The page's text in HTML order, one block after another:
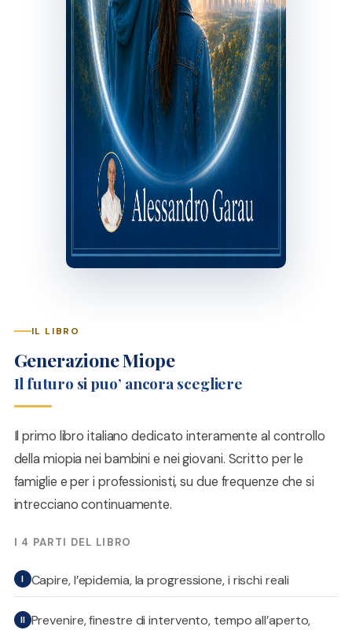
IL LIBRO
Generazione Miope
Il futuro si puo’ ancora scegliere
Il primo libro italiano dedicato interamente al controllo
della miopia nei bambini e nei giovani. Scritto per le
famiglie e per i professionisti, su due frequenze che si
intrecciano continuamente.
I 4 PARTI DEL LIBRO
I Capire, l’epidemia, la progressione, i rischi reali
II Prevenire, finestre di intervento, tempo all’aperto,